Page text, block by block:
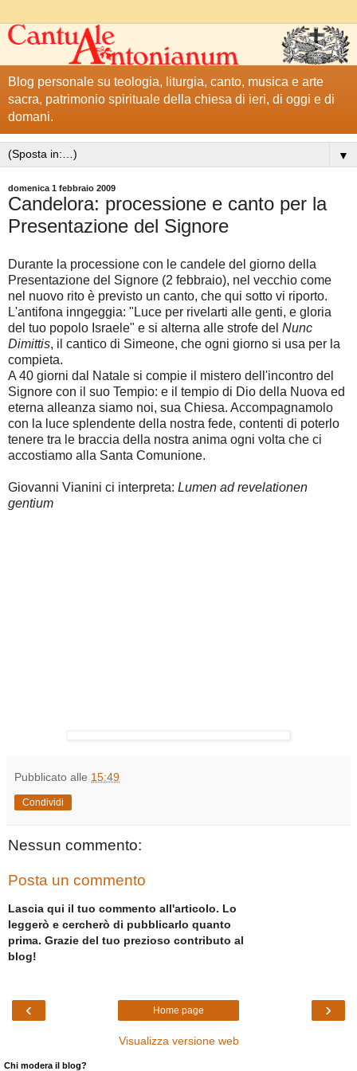
Blog personale su teologia, liturgia, canto, musica e arte
sacra, patrimonio spirituale della chiesa di ieri, di oggi e di
domani.
▼
domenica 1 febbraio 2009
Candelora: processione e canto per la
Presentazione del Signore
Durante la processione con le candele del giorno della
Presentazione del Signore (2 febbraio), nel vecchio come
nel nuovo rito è previsto un canto, che qui sotto vi riporto.
L'antifona inngeggia: "Luce per rivelarti alle genti, e gloria
del tuo popolo Israele" e si alterna alle strofe del Nunc
Dimittis, il cantico di Simeone, che ogni giorno si usa per la
compieta.
A 40 giorni dal Natale si compie il mistero dell'incontro del
Signore con il suo Tempio: e il tempio di Dio della Nuova ed
eterna alleanza siamo noi, sua Chiesa. Accompagnamolo
con la luce splendente della nostra fede, contenti di poterlo
tenere tra le braccia della nostra anima ogni volta che ci
accostiamo alla Santa Comunione.
Giovanni Vianini ci interpreta: Lumen ad revelationen
gentium
Pubblicato alle 15:49
Condividi
Nessun commento:
Posta un commento
Lascia qui il tuo commento all'articolo. Lo
leggerò e cercherò di pubblicarlo quanto
prima. Grazie del tuo prezioso contributo al
blog!
‹ ›
Home page
Visualizza versione web
Chi modera il blog?